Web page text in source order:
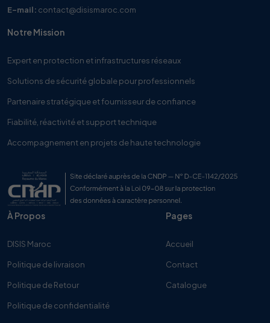
E-mail: contact@disismaroc.com
Notre Mission
Expert en protection et infrastructures réseaux
Solutions de sécurité globale pour professionnels
Partenaire stratégique et fournisseur de confiance
Fiabilité, réactivité et support technique
Accompagnement en projets de haute technologie
À Propos
DISIS Maroc
Politique de livraison
Politique de Retour
Politique de confidentialité
Pages
Accueil
Contact
Catalogue